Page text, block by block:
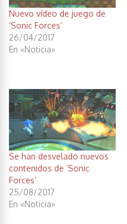
Nuevo vídeo de juego de
‘Sonic Forces’
26/04/2017
En «Noticia»
Se han desvelado nuevos
contenidos de ‘Sonic
Forces’
25/08/2017
En «Noticia»